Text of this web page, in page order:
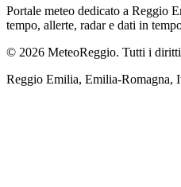
Portale meteo dedicato a Reggio
tempo, allerte, radar e dati in
© 2026 MeteoReggio. Tutti i
Reggio Emilia, Emilia-Romagna,